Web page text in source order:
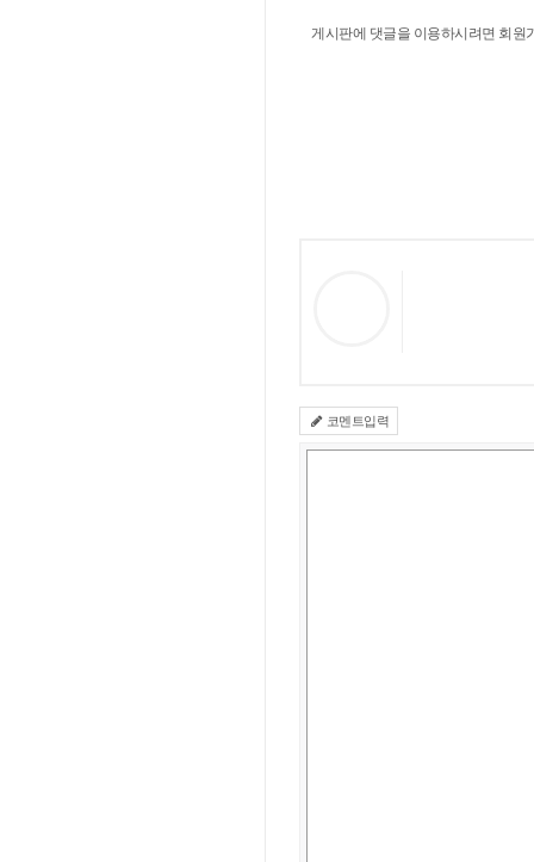
게시판에 댓글을 이용하시려면 회원
코멘트입력